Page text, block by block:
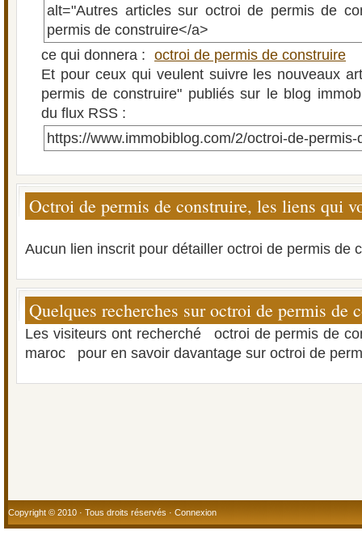
alt="Autres articles sur octroi de permis de
permis de construire</a>
ce qui donnera : octroi de permis de construire
Et pour ceux qui veulent suivre les nouveaux
permis de construire" publiés sur le blog
du flux RSS :
https://www.immobiblog.com/2/octroi-de-
Octroi de permis de construire, les liens qui
Aucun lien inscrit pour détailler octroi de permis de
Quelques recherches sur octroi de permis de
Les visiteurs ont recherché
octroi de permis de
maroc
pour en savoir davantage sur octroi de
Copyright © 2010 · Tous droits réservés · Connexion